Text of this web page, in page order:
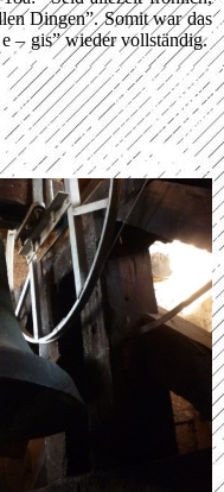
Dingen”. Somit war das
– gis” wieder vollständig.